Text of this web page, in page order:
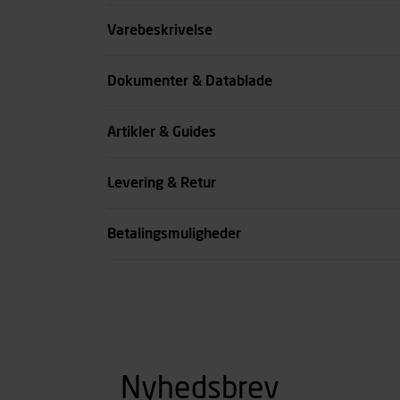
Størrelse
Varebeskrivelse
Dokumenter & Datablade
Artikler & Guides
Levering & Retur
Betalingsmuligheder
Nyhedsbrev